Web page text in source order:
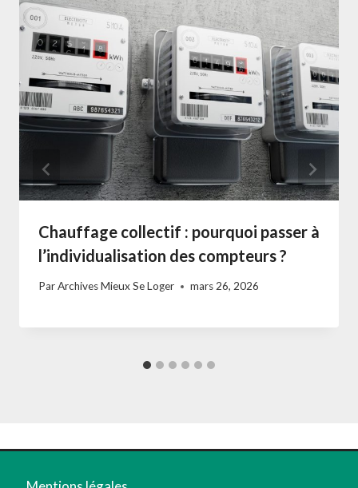
Chauffage collectif : pourquoi passer à
l’individualisation des compteurs ?
ParArchives Mieux Se Loger mars 26, 2026